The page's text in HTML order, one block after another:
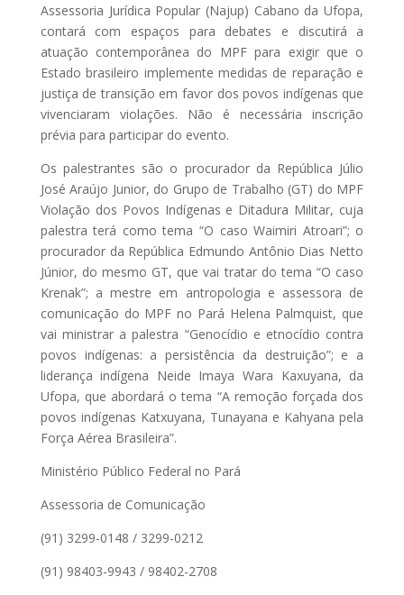
Assessoria Jurídica Popular (Najup) Cabano da Ufopa,
contará com espaços para debates e discutirá a
atuação contemporânea do MPF para exigir que o
Estado brasileiro implemente medidas de reparação e
justiça de transição em favor dos povos indígenas que
vivenciaram violações. Não é necessária inscrição
prévia para participar do evento.
Os palestrantes são o procurador da República Júlio
José Araújo Junior, do Grupo de Trabalho (GT) do MPF
Violação dos Povos Indígenas e Ditadura Militar, cuja
palestra terá como tema “O caso Waimiri Atroari”; o
procurador da República Edmundo Antônio Dias Netto
Júnior, do mesmo GT, que vai tratar do tema “O caso
Krenak”; a mestre em antropologia e assessora de
comunicação do MPF no Pará Helena Palmquist, que
vai ministrar a palestra “Genocídio e etnocídio contra
povos indígenas: a persistência da destruição”; e a
liderança indígena Neide Imaya Wara Kaxuyana, da
Ufopa, que abordará o tema “A remoção forçada dos
povos indígenas Katxuyana, Tunayana e Kahyana pela
Força Aérea Brasileira”.
Ministério Público Federal no Pará
Assessoria de Comunicação
(91) 3299-0148 / 3299-0212
(91) 98403-9943 / 98402-2708